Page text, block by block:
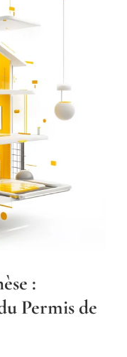
:
Permis de